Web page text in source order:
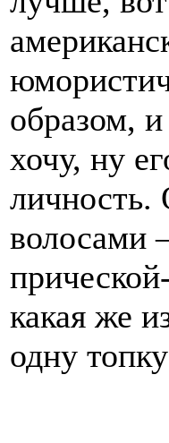
образом,
хочу, ну
личность.
волосами
какая же
одну